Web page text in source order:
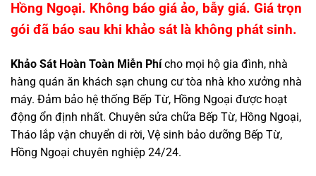
Hồng Ngoại. Không báo giá ảo, bẫy giá. Giá trọn
gói đã báo sau khi khảo sát là không phát sinh.
Khảo Sát Hoàn Toàn Miễn Phícho mọi hộ gia đình, nhà
hàng quán ăn khách sạn chung cư tòa nhà kho xưởng nhà
máy. Đảm bảo hệ thống Bếp Từ, Hồng Ngoại được hoạt
động ổn định nhất. Chuyên sửa chữa Bếp Từ, Hồng Ngoại,
Tháo lắp vận chuyển di rời, Vệ sinh bảo dưỡng Bếp Từ,
Hồng Ngoại chuyên nghiệp 24/24.